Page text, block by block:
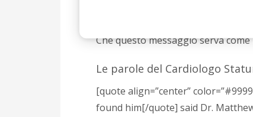
Che questo messaggio serva
Le parole del Cardiologo
[quote align=”center”
found him[/quote] said Dr.